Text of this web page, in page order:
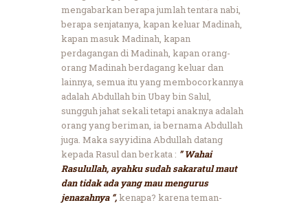
mengabarkan berapa jumlah tentara nabi,
berapa senjatanya, kapan keluar Madinah,
kapan masuk Madinah, kapan
perdagangan di Madinah, kapan orang-
orang Madinah berdagang keluar dan
lainnya, semua itu yang membocorkannya
adalah Abdullah bin Ubay bin Salul,
sungguh jahat sekali tetapi anaknya adalah
orang yang beriman, ia bernama Abdullah
juga. Maka sayyidina Abdullah datang
kepada Rasul dan berkata : ” Wahai
Rasulullah, ayahku sudah sakaratul maut
dan tidak ada yang mau mengurus
jenazahnya “,kenapa? karena teman-